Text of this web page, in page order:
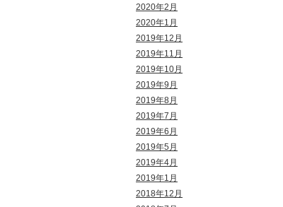
2020年2月
2020年1月
2019年12月
2019年11月
2019年10月
2019年9月
2019年8月
2019年7月
2019年6月
2019年5月
2019年4月
2019年1月
2018年12月